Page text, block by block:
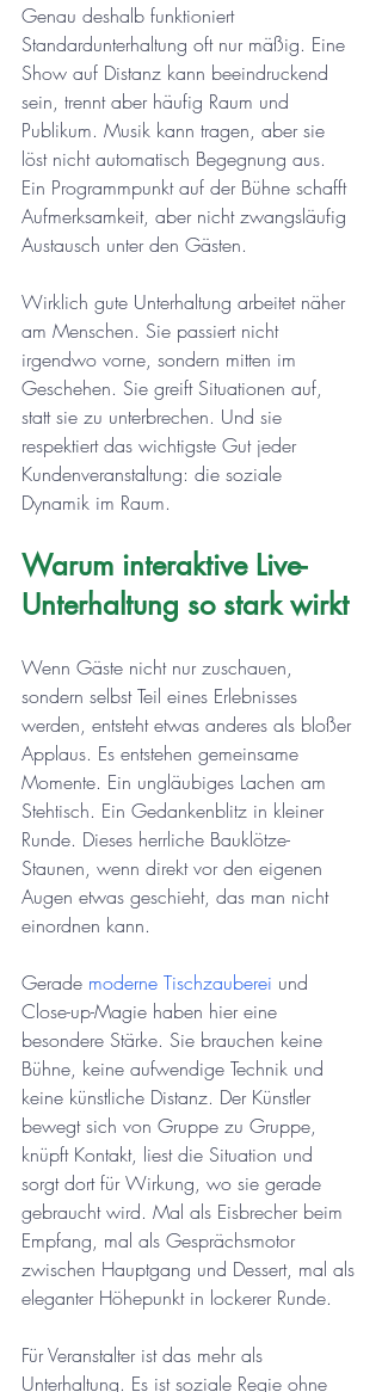
Genau deshalb funktioniert
Standardunterhaltung oft nur mäßig. Eine
Show auf Distanz kann beeindruckend
sein, trennt aber häufig Raum und
Publikum. Musik kann tragen, aber sie
löst nicht automatisch Begegnung aus.
Ein Programmpunkt auf der Bühne schafft
Aufmerksamkeit, aber nicht zwangsläufig
Austausch unter den Gästen.
Wirklich gute Unterhaltung arbeitet näher
am Menschen. Sie passiert nicht
irgendwo vorne, sondern mitten im
Geschehen. Sie greift Situationen auf,
statt sie zu unterbrechen. Und sie
respektiert das wichtigste Gut jeder
Kundenveranstaltung: die soziale
Dynamik im Raum.
Warum interaktive Live-
Unterhaltung so stark wirkt
Wenn Gäste nicht nur zuschauen,
sondern selbst Teil eines Erlebnisses
werden, entsteht etwas anderes als bloßer
Applaus. Es entstehen gemeinsame
Momente. Ein ungläubiges Lachen am
Stehtisch. Ein Gedankenblitz in kleiner
Runde. Dieses herrliche Bauklötze-
Staunen, wenn direkt vor den eigenen
Augen etwas geschieht, das man nicht
einordnen kann.
Gerade moderne Tischzauberei und
Close-up-Magie haben hier eine
besondere Stärke. Sie brauchen keine
Bühne, keine aufwendige Technik und
keine künstliche Distanz. Der Künstler
bewegt sich von Gruppe zu Gruppe,
knüpft Kontakt, liest die Situation und
sorgt dort für Wirkung, wo sie gerade
gebraucht wird. Mal als Eisbrecher beim
Empfang, mal als Gesprächsmotor
zwischen Hauptgang und Dessert, mal als
eleganter Höhepunkt in lockerer Runde.
Für Veranstalter ist das mehr als
Unterhaltung. Es ist soziale Regie ohne